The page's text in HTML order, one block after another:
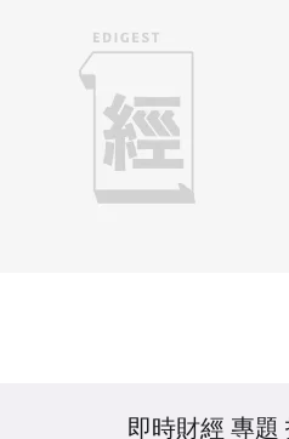
即時財經 專題